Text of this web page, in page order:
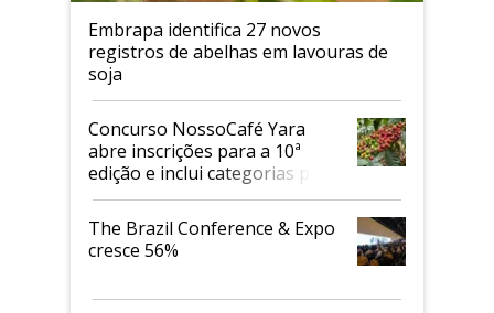
Embrapa identifica 27 novos
registros de abelhas em lavouras de
soja
Concurso NossoCafé Yara
abre inscrições para a 10ª
edição e inclui categorias para
cafés Canephora
The Brazil Conference & Expo
cresce 56%